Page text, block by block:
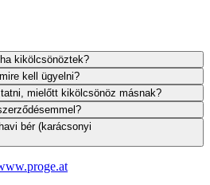
kikölcsönöztek?
kell ügyelni?
mielőtt kikölcsönöz másnak?
bér (karácsonyi